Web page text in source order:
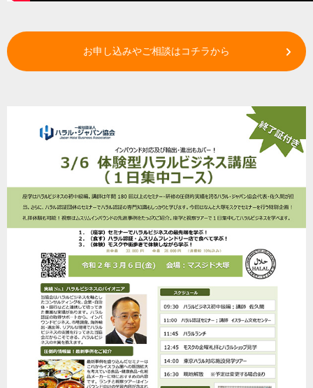
お申し込みやご相談はコチラから